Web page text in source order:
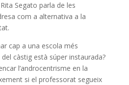
Segato parla de les
com a alternativa a la
cap a una escola més
càstig està súper instaurada?
l’androcentrisme en la
si el professorat segueix